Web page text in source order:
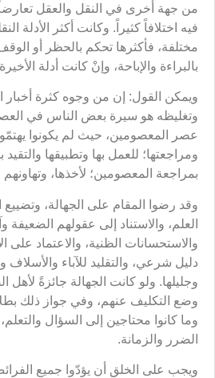
من جهة أخرى في النقل والعقل
فيه اختلافاً كثيراً. وكانت أكثر الأدلة
مختلفة، فأكثرها تحكم بالحظر أو الوقف
بالبراءة والإباحة، وإنْ كانت أدلة
ويمكن القول: إن من وجوه كثرة أخبار
وتغليظه هو سيرة بعض الناس في
عصر المعصومين، حيث لم يكونوا
ومراجعتها؛ للعمل بها وتطبيقها
بمراجعة المعصومين؛ لأخذها،
وقد رضوا المقام على الجهالة، وتضييع
العلم، والاستناد إلى عقولهم الضعيفة
والاستحسانات الظنية، والاعتماد على
دليل شرعي، والتقليد للآباء والأسلاف
وجليلها. ولو كانت الجهالة جائزةً لأهل
وضع التكليف عنهم، وفي جواز ذلك
وما كانوا محتاجين إلى السؤال
الضرر والزمانة.
ويجب على الخلق أن يؤدّوا جميع